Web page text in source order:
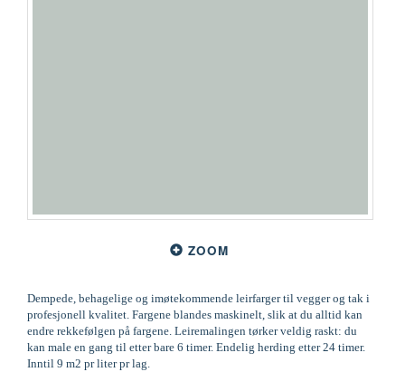
ZOOM
Dempede, behagelige og imøtekommende leirfarger til vegger og tak i
profesjonell kvalitet. Fargene blandes maskinelt, slik at du alltid kan
endre rekkefølgen på fargene. Leiremalingen tørker veldig raskt: du
kan male en gang til etter bare 6 timer. Endelig herding etter 24 timer.
Inntil 9 m2 pr liter pr lag.